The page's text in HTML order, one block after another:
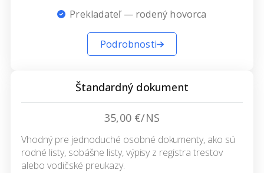
Prekladateľ — rodený hovorca
Podrobnosti
Štandardný dokument
35,00 €/NS
Vhodný pre jednoduché osobné dokumenty, ako sú
rodné listy, sobášne listy, výpisy z registra trestov
alebo vodičské preukazy.